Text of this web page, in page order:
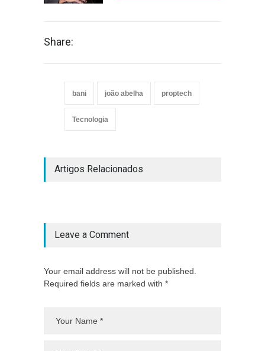
Share:
bani joão abelha proptech
Tecnologia
Artigos Relacionados
Leave a Comment
Your email address will not be published.
Required fields are marked with *